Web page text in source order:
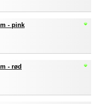
- pink
- rød